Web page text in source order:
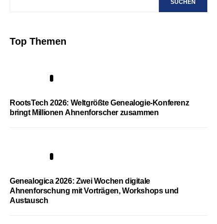
SUCHEN
Top Themen
RootsTech 2026: Weltgrößte Genealogie-Konferenz
bringt Millionen Ahnenforscher zusammen
Genealogica 2026: Zwei Wochen digitale
Ahnenforschung mit Vorträgen, Workshops und
Austausch